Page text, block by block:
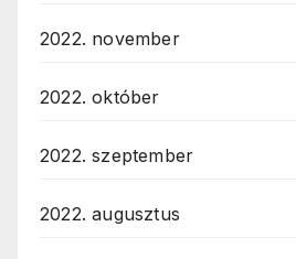
2022. november
2022. október
2022. szeptember
2022. augusztus